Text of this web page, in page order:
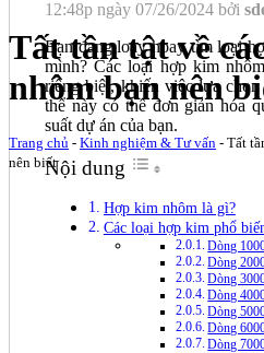
Tất tần tật về
nhôm bạn nên
Trang chủ - Kinh nghiệm & Tư vấn - Tất
nên biết
12:48p ngày 07/26/2024 bởi
Bạn đang loay hoay tìm loại
mình? Các loại hợp kim
riêng biệt, khiến việc lựa
thể này có thể đơn giản hóa
suất dự án của bạn.
Nội dung
Hợp kim nhôm là gì?
Các loại hợp kim phổ
Dòng
Dòng
Dòng
Dòng
Dòng
Dòng
Dòng